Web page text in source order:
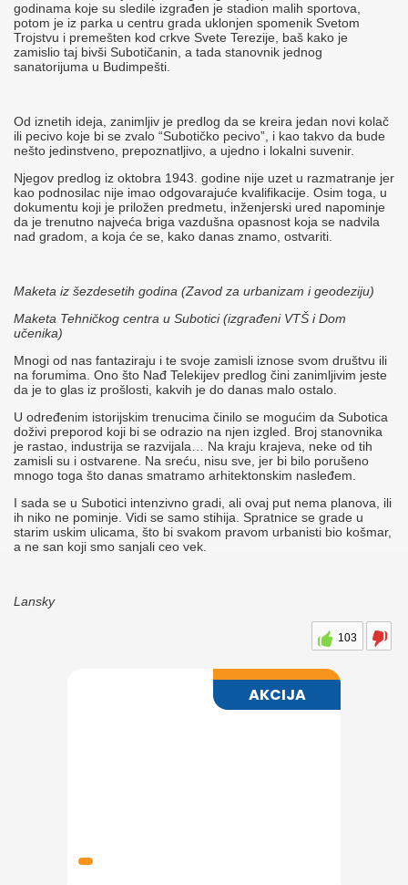
godinama koje su sledile izgrađen je stadion malih sportova,
potom je iz parka u centru grada uklonjen spomenik Svetom
Trojstvu i premešten kod crkve Svete Terezije, baš kako je
zamislio taj bivši Subotičanin, a tada stanovnik jednog
sanatorijuma u Budimpešti.
Od iznetih ideja, zanimljiv je predlog da se kreira jedan novi kolač
ili pecivo koje bi se zvalo “Subotičko pecivo”, i kao takvo da bude
nešto jedinstveno, prepoznatljivo, a ujedno i lokalni suvenir.
Njegov predlog iz oktobra 1943. godine nije uzet u razmatranje jer
kao podnosilac nije imao odgovarajuće kvalifikacije. Osim toga, u
dokumentu koji je priložen predmetu, inženjerski ured napominje
da je trenutno najveća briga vazdušna opasnost koja se nadvila
nad gradom, a koja će se, kako danas znamo, ostvariti.
Maketa iz šezdesetih godina (Zavod za urbanizam i geodeziju)
Maketa Tehničkog centra u Subotici (izgrađeni VTŠ i Dom
učenika)
Mnogi od nas fantaziraju i te svoje zamisli iznose svom društvu ili
na forumima. Ono što Nađ Telekijev predlog čini zanimljivim jeste
da je to glas iz prošlosti, kakvih je do danas malo ostalo.
U određenim istorijskim trenucima činilo se mogućim da Subotica
doživi preporod koji bi se odrazio na njen izgled. Broj stanovnika
je rastao, industrija se razvijala… Na kraju krajeva, neke od tih
zamisli su i ostvarene. Na sreću, nisu sve, jer bi bilo porušeno
mnogo toga što danas smatramo arhitektonskim nasleđem.
I sada se u Subotici intenzivno gradi, ali ovaj put nema planova, ili
ih niko ne pominje. Vidi se samo stihija. Spratnice se grade u
starim uskim ulicama, što bi svakom pravom urbanisti bio košmar,
a ne san koji smo sanjali ceo vek.
Lansky
103